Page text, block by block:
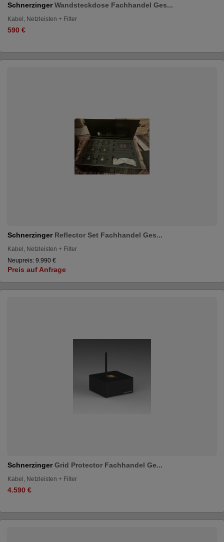
SchnerzingerWandsteckdose Fachhandel Ges...
Kabel, Netzleisten + Filter
590 €
Schnerzinger Reflector Set Fachhandel Ges...
Kabel, Netzleisten + Filter
Neupreis: 9.990 €
Preis auf Anfrage
SchnerzingerGrid Protector Fachhandel Ge...
Kabel, Netzleisten + Filter
4.590 €